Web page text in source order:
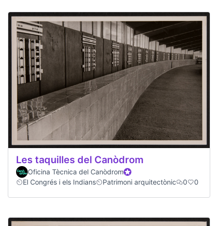
Les taquilles del Canòdrom
Oficina Tècnica del CanòdromOfficial participant
El Congrés i els Indians
Patrimoni arquitectònic 0 0